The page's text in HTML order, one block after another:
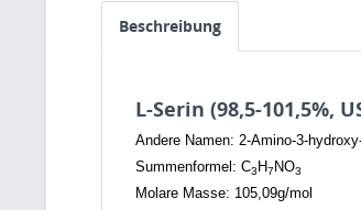
Beschreibung
L-Serin (98,5-101,5%,
Andere Namen: 2-Amino-3-
Summenformel: C3 H7 NO3
Molare Masse: 105,09g/mol